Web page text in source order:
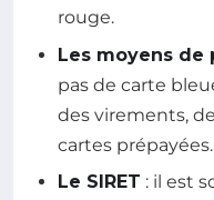
rouge.
Les moyens de
pas de carte
des virements,
cartes
Le SIRET : il est